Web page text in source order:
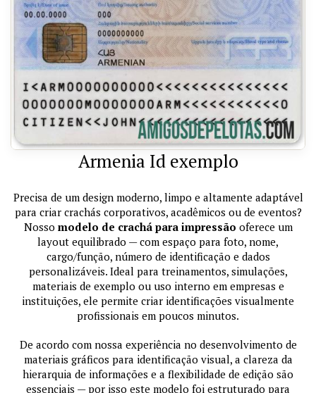
Armenia Id exemplo
Precisa de um design moderno, limpo e altamente adaptável
para criar crachás corporativos, acadêmicos ou de eventos?
Nosso modelo de crachá para impressão oferece um
layout equilibrado — com espaço para foto, nome,
cargo/função, número de identificação e dados
personalizáveis. Ideal para treinamentos, simulações,
materiais de exemplo ou uso interno em empresas e
instituições, ele permite criar identificações visualmente
profissionais em poucos minutos.
De acordo com nossa experiência no desenvolvimento de
materiais gráficos para identificação visual, a clareza da
hierarquia de informações e a flexibilidade de edição são
essenciais — por isso este modelo foi estruturado para